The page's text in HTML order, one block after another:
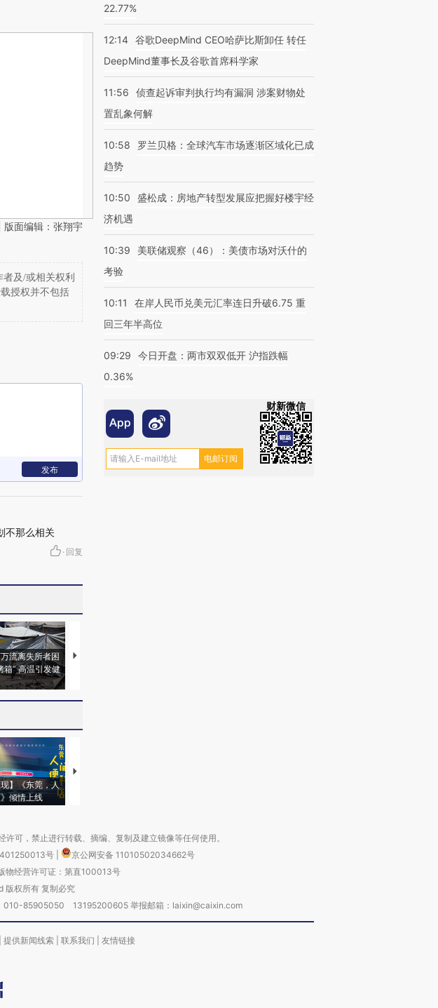
面编辑：张翔宇
及/或相关权利
授权并不包括
发布
不那么相关
· 回复
流离失所者困
箱” 高温引发健
马航飞行员跨国走私7万
现】《东莞，人
倾情上线
【推广】走进第四届链博
22.77%
12:14 谷歌DeepMind CEO哈萨比斯卸任 转任
DeepMind董事长及谷歌首席科学家
11:56
侦查起诉审判执行均有漏洞 涉案财物处
置乱象何解
10:58
罗兰贝格：全球汽车市场逐渐区域化已成
趋势
10:50
盛松成：房地产转型发展应把握好楼宇经
济机遇
10:39
美联储观察（46）：美债市场对沃什的
考验
10:11
在岸人民币兑美元汇率连日升破6.75 重
回三年半高位
09:29
今日开盘：两市双双低开 沪指跌幅
0.36%
财新微信
可，禁止进行转载、摘编、复制及建立镜像等任何使用。
号
京公网安备 11010502034662号
物经营许可证：第直100013号
版权所有 复制必究
010-85905050 13195200605 举报邮箱：laixin@caixin.com
提供新闻线索 联系我们 友情链接